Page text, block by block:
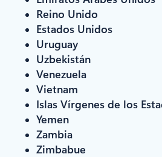
Reino Unido
Estados Unidos
Uruguay
Uzbekistán
Venezuela
Vietnam
Islas Vírgenes de los
Yemen
Zambia
Zimbabue